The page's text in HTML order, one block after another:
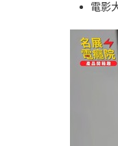
電影